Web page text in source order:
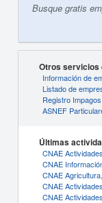
Busque gratis
Otros servicios
Información de
Listado de
Registro
ASNEF
Últimas
CNAE
CNAE
CNAE
CNAE
CNAE